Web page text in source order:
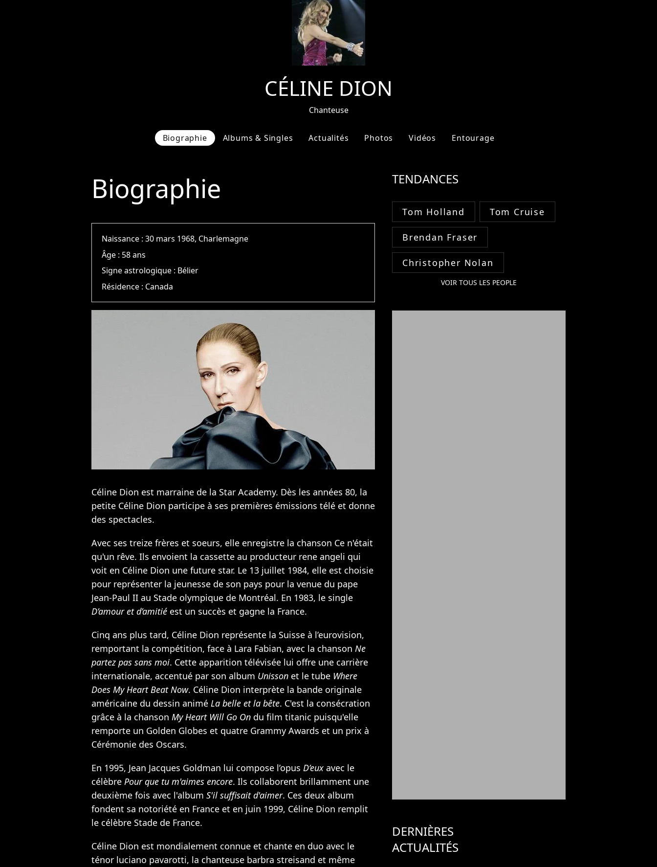
CÉLINE DION
Chanteuse
Biographie Albums & Singles Actualités Photos Vidéos Entourage
Biographie
Naissance :30 mars 1968, Charlemagne
Âge : 58 ans
Signe astrologique : Bélier
Résidence : Canada
Céline Dion est marraine de la Star Academy. Dès les années 80, la
petite Céline Dion participe à ses premières émissions télé et donne
des spectacles.
Avec ses treize frères et soeurs, elle enregistre la chanson Ce n'était
qu'un rêve. Ils envoient la cassette au producteur rene angeli qui
voit en Céline Dion une future star. Le 13 juillet 1984, elle est choisie
pour représenter la jeunesse de son pays pour la venue du pape
Jean-Paul II au Stade olympique de Montréal. En 1983, le single
D’amour et d’amitié est un succès et gagne la France.
Cinq ans plus tard, Céline Dion représente la Suisse à l’eurovision,
remportant la compétition, face à Lara Fabian, avec la chanson Ne
partez pas sans moi. Cette apparition télévisée lui offre une carrière
internationale, accentué par son album Unisson et le tube Where
Does My Heart Beat Now. Céline Dion interprète la bande originale
américaine du dessin animé La belle et la bête. C'est la consécration
grâce à la chanson My Heart Will Go On du film titanic puisqu'elle
remporte un Golden Globes et quatre Grammy Awards et un prix à
Cérémonie des Oscars.
En 1995, Jean Jacques Goldman lui compose l’opus D’eux avec le
célèbre Pour que tu m'aimes encore. Ils collaborent brillamment une
deuxième fois avec l'album S'il suffisait d'aimer. Ces deux album
fondent sa notoriété en France et en juin 1999, Céline Dion remplit
le célèbre Stade de France.
Céline Dion est mondialement connue et chante en duo avec le
ténor luciano pavarotti, la chanteuse barbra streisand et même
TENDANCES
Tom Holland Tom Cruise
Brendan Fraser
Christopher Nolan
VOIR TOUS LES PEOPLE
DERNIÈRES
ACTUALITÉS